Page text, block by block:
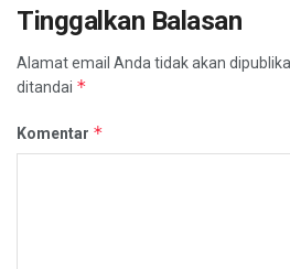
Tinggalkan Balasan
Alamat email Anda tidak akan
ditandai *
Komentar *